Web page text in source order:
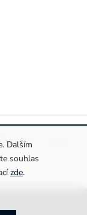
Dalším
souhlas
zde.
o cookies